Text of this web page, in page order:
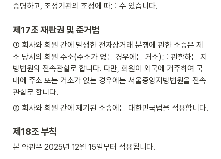
증명하고, 조정기관의 조정에 따를 수 있습니다.
제17조 재판권 및 준거법
① 회사와 회원 간에 발생한 전자상거래 분쟁에 관한 소송은 제
소 당시의 회원 주소(주소가 없는 경우에는 거소)를 관할하는 지
방법원의 전속관할로 합니다. 다만, 회원이 외국에 거주하여 국
내에 주소 또는 거소가 없는 경우에는 서울중앙지방법원을 전속
관할로 합니다.
② 회사와 회원 간에 제기된 소송에는 대한민국법을 적용합니다.
제18조 부칙
본 약관은 2025년 12월 15일부터 적용됩니다.